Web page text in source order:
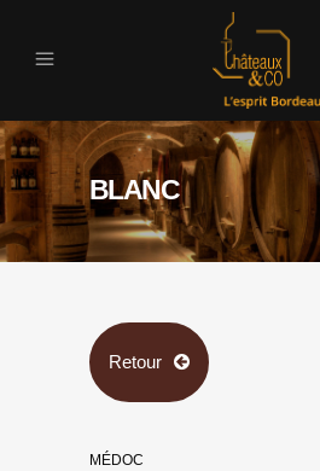
BLANC
Retour
MÉDOC